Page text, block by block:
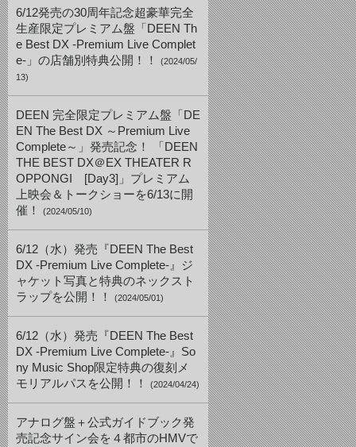
6/12発売の30周年記念超豪華完全
生産限定プレミアム盤「DEEN Th
e Best DX -Premium Live Complet
e-」の店舗別特典公開！！
(2024/05/
13)
DEEN 完全限定プレミアム盤「DE
EN The Best DX ～Premium Live
Complete～」発売記念！ 「DEEN
THE BEST DX＠EX THEATER R
OPPONGI [Day3]」プレミアム
上映会＆トークショーを6/13に開
催！
(2024/05/10)
6/12（水）発売『DEEN The Best
DX -Premium Live Complete-』ジ
ャケット写真と特典のネックスト
ラップを公開！！
(2024/05/01)
6/12（水）発売『DEEN The Best
DX -Premium Live Complete-』So
ny Music Shop限定特典の復刻メ
モリアルパスを公開！！
(2024/04/24)
アナログ盤＋公式ガイドブック発
売記念サイン会を４都市のHMVで